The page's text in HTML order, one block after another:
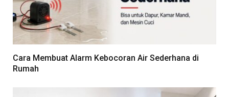
Cara Membuat Alarm Kebocoran Air Sederhana di
Rumah